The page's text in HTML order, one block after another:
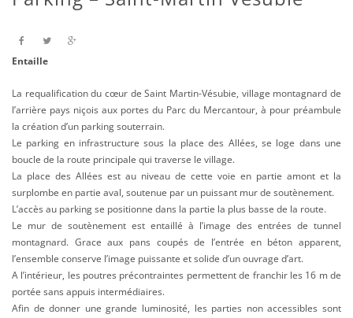
Entaille
La requalification du cœur de Saint Martin-Vésubie, village montagnard de
l’arrière pays niçois aux portes du Parc du Mercantour, à pour préambule
la création d’un parking souterrain.
Le parking en infrastructure sous la place des Allées, se loge dans une
boucle de la route principale qui traverse le village.
La place des Allées est au niveau de cette voie en partie amont et la
surplombe en partie aval, soutenue par un puissant mur de soutènement.
L’accès au parking se positionne dans la partie la plus basse de la route.
Le mur de soutènement est entaillé à l’image des entrées de tunnel
montagnard. Grace aux pans coupés de l’entrée en béton apparent,
l’ensemble conserve l’image puissante et solide d’un ouvrage d’art.
A l’intérieur, les poutres précontraintes permettent de franchir les 16 m de
portée sans appuis intermédiaires.
Afin de donner une grande luminosité, les parties non accessibles sont